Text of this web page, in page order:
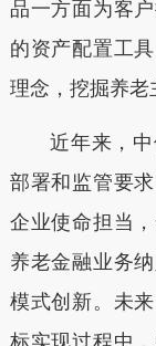
品一方面为客
的资产配置工
理念，挖掘养老
近年来，
部署和监管要
企业使命担当
养老金融业务
模式创新。未
标实现过程中